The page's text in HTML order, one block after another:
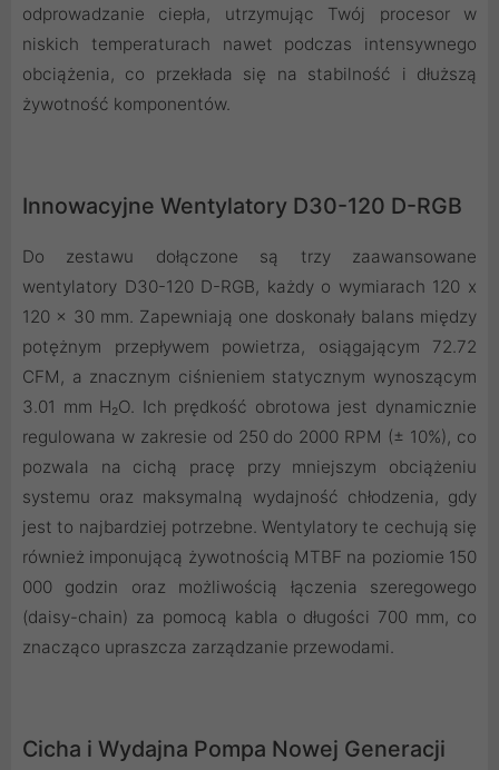
odprowadzanie ciepła, utrzymując Twój procesor w
niskich temperaturach nawet podczas intensywnego
obciążenia, co przekłada się na stabilność i dłuższą
żywotność komponentów.
Innowacyjne Wentylatory D30-120 D-RGB
Do zestawu dołączone są trzy zaawansowane
wentylatory D30-120 D-RGB, każdy o wymiarach 120 x
120 x 30 mm. Zapewniają one doskonały balans między
potężnym przepływem powietrza, osiągającym 72.72
CFM, a znacznym ciśnieniem statycznym wynoszącym
3.01 mm H₂O. Ich prędkość obrotowa jest dynamicznie
regulowana w zakresie od 250 do 2000 RPM (± 10%), co
pozwala na cichą pracę przy mniejszym obciążeniu
systemu oraz maksymalną wydajność chłodzenia, gdy
jest to najbardziej potrzebne. Wentylatory te cechują się
również imponującą żywotnością MTBF na poziomie 150
000 godzin oraz możliwością łączenia szeregowego
(daisy-chain) za pomocą kabla o długości 700 mm, co
znacząco upraszcza zarządzanie przewodami.
Cicha i Wydajna Pompa Nowej Generacji